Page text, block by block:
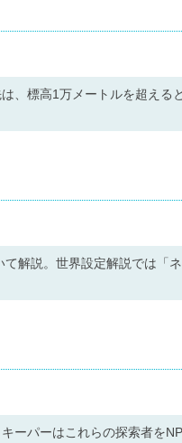
、標高1万メートルを超える
解説。世界設定解説では「
ーパーはこれらの探索者を